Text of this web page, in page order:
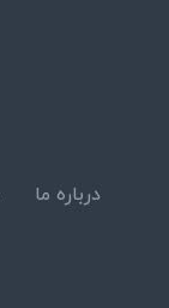
درباره ما